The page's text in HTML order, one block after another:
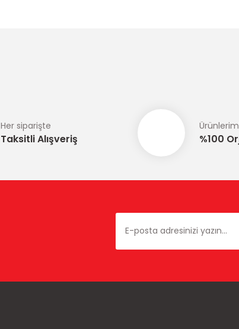
Her siparişte
Taksitli Alışveriş %100